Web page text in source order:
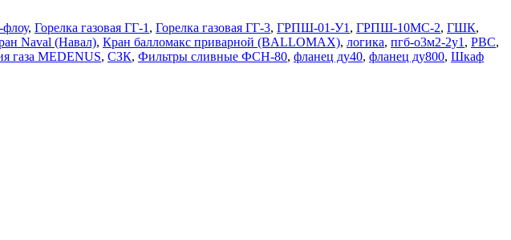
флоу, Горелка газовая ГГ-1 , Горелка газовая ГГ-3, ГРПШ-01-У1 , ГРПШ-10МС-2, ГШК,
Naval (Навал), Кран балломакс приварной (BALLOMAX), логика, пгб-о3м2-2у1 , РВС,
газа MEDENUS, СЗК, Фильтры сливные ФСН-80, фланец ду40, фланец ду800, Шкаф